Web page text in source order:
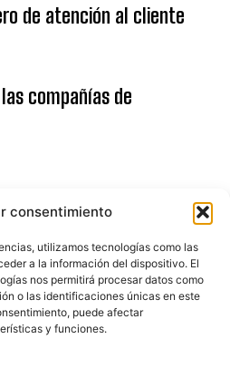
consentimiento
utilizamos tecnologías como las
a la información del dispositivo. El
nos permitirá procesar datos como
o las identificaciones únicas en este
puede afectar
y funciones.
de atención al cliente
compañías de
DEL CANAL
de acuerdo» para
Youtube
DE COOKIES